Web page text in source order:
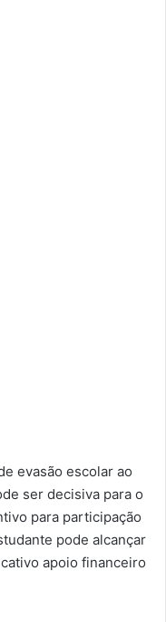
evasão escolar ao
ser decisiva para o
para participação
pode alcançar
apoio financeiro